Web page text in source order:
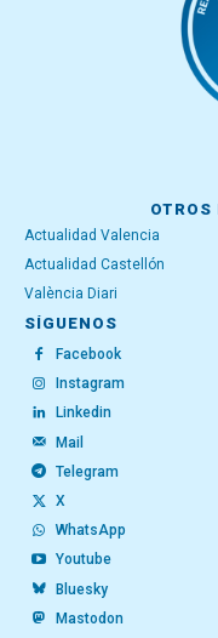
OTROS
Actualidad Valencia
Actualidad Castellón
València Diari
SÍGUENOS
Facebook
Instagram
Linkedin
Mail
Telegram
X
WhatsApp
Youtube
Bluesky
Mastodon